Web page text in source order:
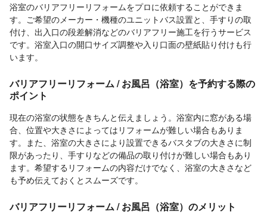
浴室のバリアフリーリフォームをプロに依頼することができま
す。ご希望のメーカー・機種のユニットバス設置と、手すりの取
付け、出入口の段差解消などのバリアフリー施工を行うサービス
です。浴室入口の開口サイズ調整や入り口面の壁紙貼り付けも行
います。
バリアフリーリフォーム / お風呂（浴室）を予約する際の
ポイント
現在の浴室の状態をきちんと伝えましょう。浴室内に窓がある場
合、位置や大きさによってはリフォームが難しい場合もありま
す。また、浴室の大きさにより設置できるバスタブの大きさに制
限があったり、手すりなどの備品の取り付けが難しい場合もあり
ます。希望するリフォームの内容だけでなく、浴室の大きさなど
も予め伝えておくとスムーズです。
バリアフリーリフォーム / お風呂（浴室）のメリット